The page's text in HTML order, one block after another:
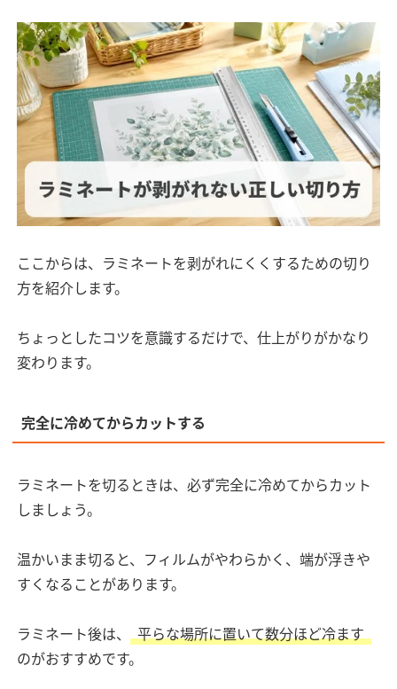
ここからは、ラミネートを剥がれにくくするための切り
方を紹介します。
ちょっとしたコツを意識するだけで、仕上がりがかなり
変わります。
完全に冷めてからカットする
ラミネートを切るときは、必ず完全に冷めてからカット
しましょう。
温かいまま切ると、フィルムがやわらかく、端が浮きや
すくなることがあります。
ラミネート後は、
平らな場所に置いて数分ほど冷ます
のがおすすめです。